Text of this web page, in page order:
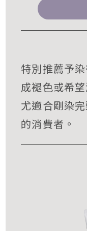
特別推薦予
成褪色或希
尤適合剛染
的消費者。